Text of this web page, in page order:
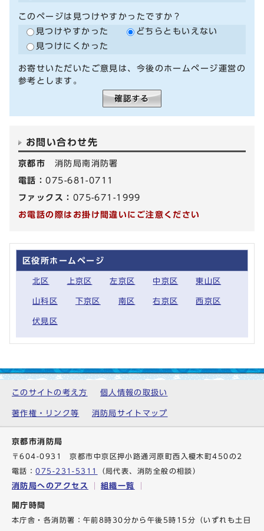
このページは見つけやすかったですか？
見つけやすかった
どちらともいえない
見つけにくかった
お寄せいただいたご意見は、今後のホームページ運営の
参考とします。
お問い合わせ先
京都市 消防局南消防署
電話：075-681-0711
ファックス： 075-671-1999
お電話の際はお掛け間違いにご注意ください
区役所ホームページ
北区 上京区 左京区 中京区 東山区
山科区 下京区 南区 右京区 西京区
伏見区
このサイトの考え方 個人情報の取扱い
著作権・リンク等 消防局サイトマップ
京都市消防局
〒604-0931 京都市中京区押小路通河原町西入榎木町450の2
電話：075-231-5311 （局代表、消防全般の相談）
消防局へのアクセス 組織一覧
開庁時間
本庁舎・各消防署：午前8時30分から午後5時15分（いずれも土日